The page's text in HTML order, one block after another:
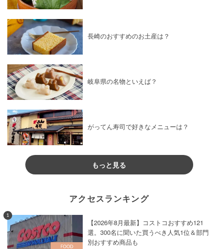
長崎のおすすめのお土産は？
岐阜県の名物といえば？
がってん寿司で好きなメニューは？
もっと見る
アクセスランキング
1
【2026年8月最新】コストコおすすめ121
選。300名に聞いた買うべき人気1位＆部門
別おすすめ商品も